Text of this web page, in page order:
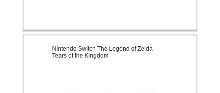
Nintendo Switch The Legend of Zelda
Tears of the Kingdom